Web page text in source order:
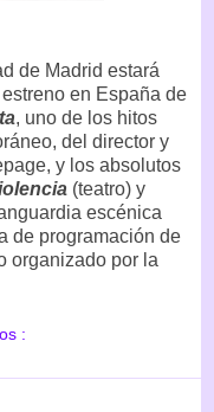
de Madrid estará
en España de
, uno de los hitos
del director y
y los absolutos
(teatro) y
escénica
de programación de
organizado por la
: